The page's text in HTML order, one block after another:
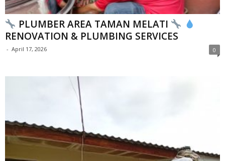
PLUMBER AREA TAMAN MELATI
RENOVATION & PLUMBING SERVICES
- April 17, 2026 0